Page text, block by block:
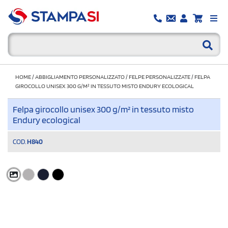
HOME/ABBIGLIAMENTO PERSONALIZZATO/FELPE PERSONALIZZATE/FELPA
GIROCOLLO UNISEX 300 G/M² IN TESSUTO MISTO ENDURY ECOLOGICAL
Felpa girocollo unisex 300 g/m² in tessuto misto
Endury ecological
COD. H840